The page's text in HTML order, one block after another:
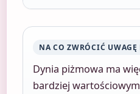
NA CO ZWRÓCIĆ UWAGĘ
Dynia piżmowa ma
bardziej